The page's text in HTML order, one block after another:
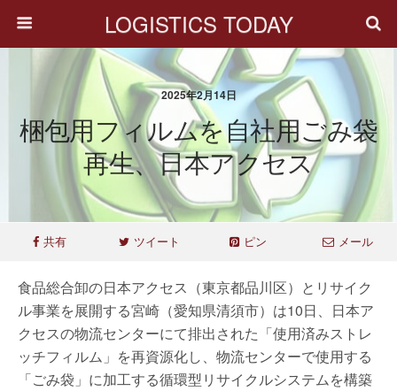
LOGISTICS TODAY
2025年2月14日
梱包用フィルムを自社用ごみ袋
再生、日本アクセス
共有 ツイート ピン メール
食品総合卸の日本アクセス（東京都品川区）とリサイク
ル事業を展開する宮崎（愛知県清須市）は10日、日本ア
クセスの物流センターにて排出された「使用済みストレ
ッチフィルム」を再資源化し、物流センターで使用する
「ごみ袋」に加工する循環型リサイクルシステムを構築